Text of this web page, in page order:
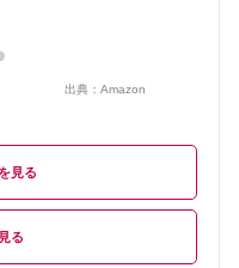
出典： Amazon